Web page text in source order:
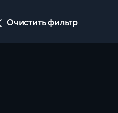
Очистить фильтр